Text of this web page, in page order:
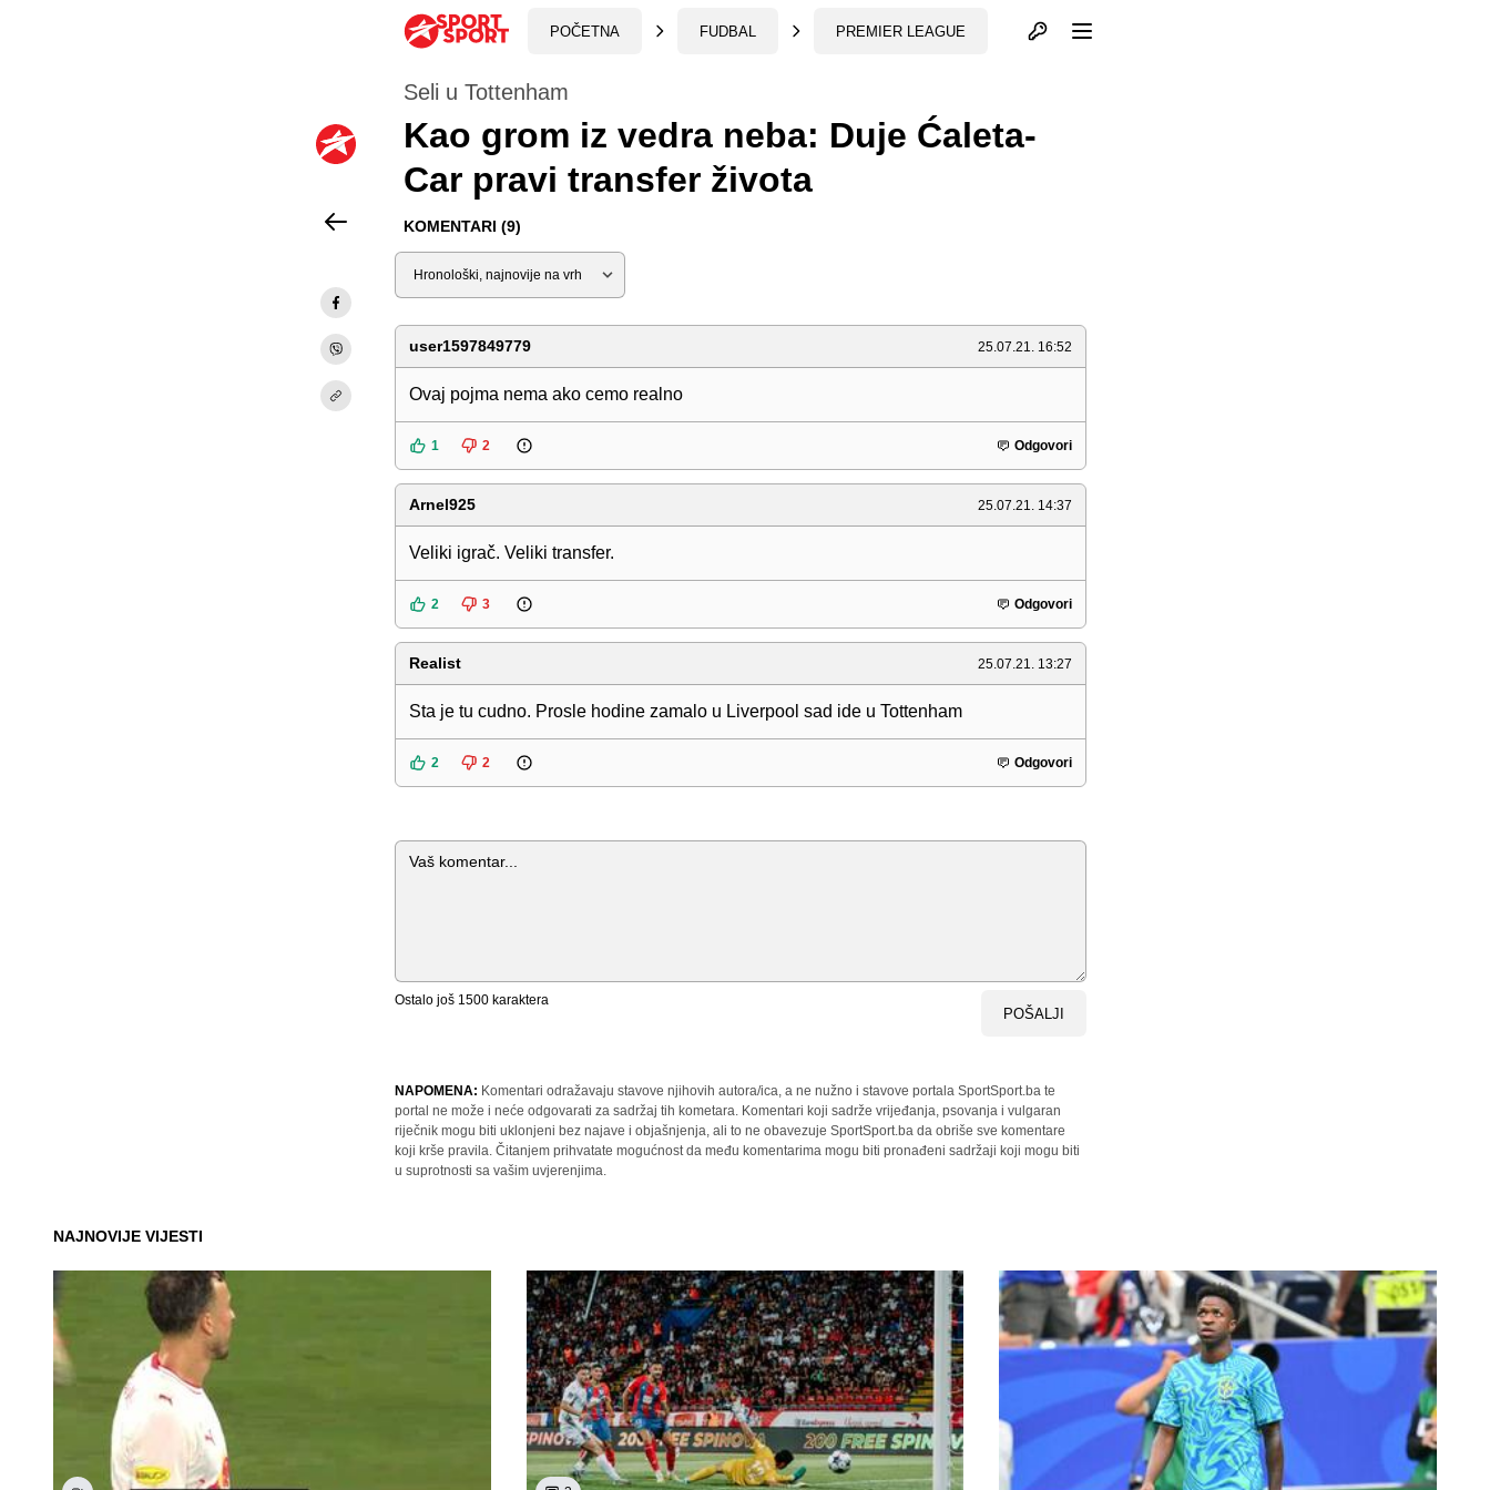
POČETNA FUDBAL PREMIER LEAGUE Otvori profil
Seli u Tottenham
Kao grom iz vedra neba: Duje Ćaleta-
Car pravi transfer života
KOMENTARI (9)
Sortiraj
user1597849779 25.07.21. 16:52
Ovaj pojma nema ako cemo realno
1 2 Odgovori
Arnel925 25.07.21. 14:37
Veliki igrač. Veliki transfer.
2 3 Odgovori
Realist 25.07.21. 13:27
Sta je tu cudno. Prosle hodine zamalo u Liverpool sad ide u Tottenham
2 2 Odgovori
Komentar
Ostalo još 1500 karaktera
POŠALJI
NAPOMENA: Komentari odražavaju stavove njihovih autora/ica, a ne nužno i stavove portala SportSport.ba te
portal ne može i neće odgovarati za sadržaj tih kometara. Komentari koji sadrže vrijeđanja, psovanja i vulgaran
riječnik mogu biti uklonjeni bez najave i objašnjenja, ali to ne obavezuje SportSport.ba da obriše sve komentare
koji krše pravila. Čitanjem prihvatate mogućnost da među komentarima mogu biti pronađeni sadržaji koji mogu biti
u suprotnosti sa vašim uvjerenjima.
NAJNOVIJE VIJESTI